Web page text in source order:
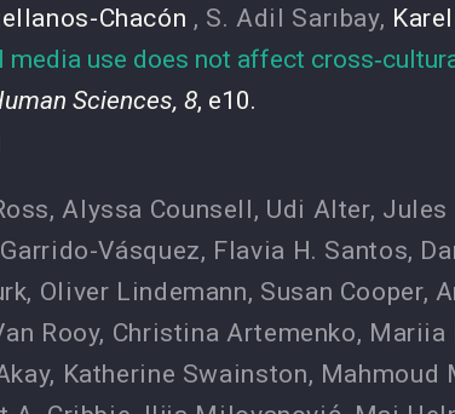
Chacón , S. Adil Sarıbay,
media use does not affect
Sciences, 8, e10.
,Alyssa Counsell, Udi Alter, Jules
Vásquez, Flavia H. Santos,
, Oliver Lindemann, Susan Cooper,
Rooy, Christina Artemenko, Mariia
, Katherine Swainston, Mahmoud